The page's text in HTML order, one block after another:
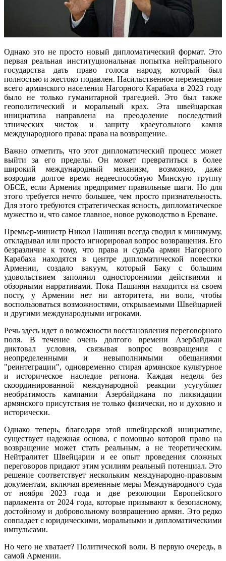
Однако это не просто новый дипломатический формат. Это
первая реальная институциональная попытка нейтрального
государства дать право голоса народу, который был
полностью и жестоко подавлен. Насильственное перемещение
всего армянского населения Нагорного Карабаха в 2023 году
было не только гуманитарной трагедией. Это был также
геополитический и моральный крах. Эта швейцарская
инициатива направлена на преодоление последствий
этнических чисток и защиту краеугольного камня
международного права: права на возвращение.
Важно отметить, что этот дипломатический процесс может
выйти за его пределы. Он может превратиться в более
широкий международный механизм, возможно, даже
возродив долгое время недееспособную Минскую группу
ОБСЕ, если Армения предпримет правильные шаги. Но для
этого требуется нечто большее, чем просто признательность.
Для этого требуются стратегическая ясность, дипломатическое
мужество и, что самое главное, новое руководство в Ереване.
Премьер-министр Никол Пашинян всегда сводил к минимуму,
откладывал или просто игнорировал вопрос возвращения. Его
безразличие к тому, что права и судьба армян Нагорного
Карабаха находятся в центре дипломатической повестки
Армении, создало вакуум, который Баку с большим
удовольствием заполнил односторонними действиями и
обзорными нарративами. Пока Пашинян находится на своем
посту, у Армении нет ни авторитета, ни воли, чтобы
воспользоваться возможностями, открываемыми Швейцарией
и другими международными игроками.
Речь здесь идет о возможности восстановления переговорного
поля. В течение очень долгого времени Азербайджан
диктовал условия, связывая вопрос возвращения с
неопределенными и невыполнимыми обещаниями
"реинтеграции", одновременно стирая армянское культурное
и историческое наследие региона. Каждая неделя без
скоординированной международной реакции усугубляет
необратимость кампании Азербайджана по ликвидации
армянского присутствия не только физически, но и духовно и
исторически.
Однако теперь, благодаря этой швейцарской инициативе,
существует надежная основа, с помощью которой право на
возвращение может стать реальным, а не теоретическим.
Нейтралитет Швейцарии и ее опыт проведения сложных
переговоров придают этим усилиям реальный потенциал. Это
решение соответствует нескольким международно-правовым
документам, включая временные меры Международного суда
от ноября 2023 года и две резолюции Европейского
парламента от 2024 года, которые призывают к безопасному,
достойному и добровольному возвращению армян. Это редко
совпадает с юридическими, моральными и дипломатическими
импульсами.
Но чего не хватает? Политической воли. В первую очередь, в
самой Армении.